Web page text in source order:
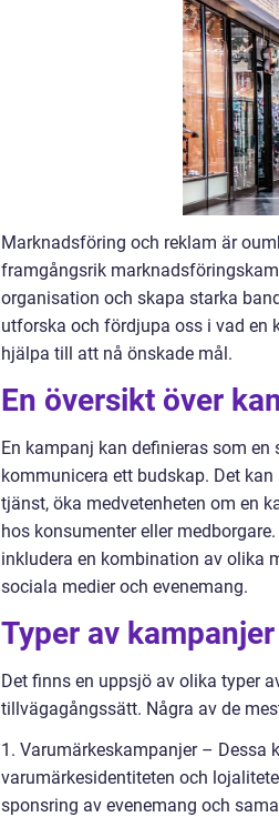
Marknadsföring och reklam är
framgångsrik
organisation och skapa starka
utforska och fördjupa oss i vad en
hjälpa till att nå önskade mål.
En översikt över
En kampanj kan definieras som
kommunicera ett budskap. Det
tjänst, öka medvetenheten om en
hos konsumenter eller
inkludera en kombination av olika
sociala medier och evenemang.
Typer av
Det finns en uppsjö av olika typer
tillvägagångssätt. Några av de
1. Varumärkeskampanjer – Dessa
varumärkesidentiteten och
sponsring av evenemang och